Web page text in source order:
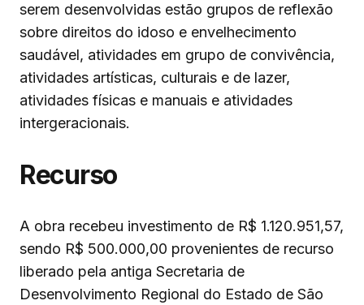
serem desenvolvidas estão grupos de reflexão
sobre direitos do idoso e envelhecimento
saudável, atividades em grupo de convivência,
atividades artísticas, culturais e de lazer,
atividades físicas e manuais e atividades
intergeracionais.
Recurso
A obra recebeu investimento de R$ 1.120.951,57,
sendo R$ 500.000,00 provenientes de recurso
liberado pela antiga Secretaria de
Desenvolvimento Regional do Estado de São